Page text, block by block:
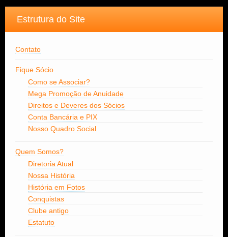
Estrutura do Site
Contato
Fique Sócio
Como se Associar?
Mega Promoção de Anuidade
Direitos e Deveres dos Sócios
Conta Bancária e PIX
Nosso Quadro Social
Quem Somos?
Diretoria Atual
Nossa História
História em Fotos
Conquistas
Clube antigo
Estatuto